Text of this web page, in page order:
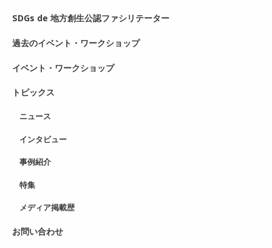
SDGs de 地方創生公認ファシリテーター
過去のイベント・ワークショップ
イベント・ワークショップ
トピックス
ニュース
インタビュー
事例紹介
特集
メディア掲載歴
お問い合わせ